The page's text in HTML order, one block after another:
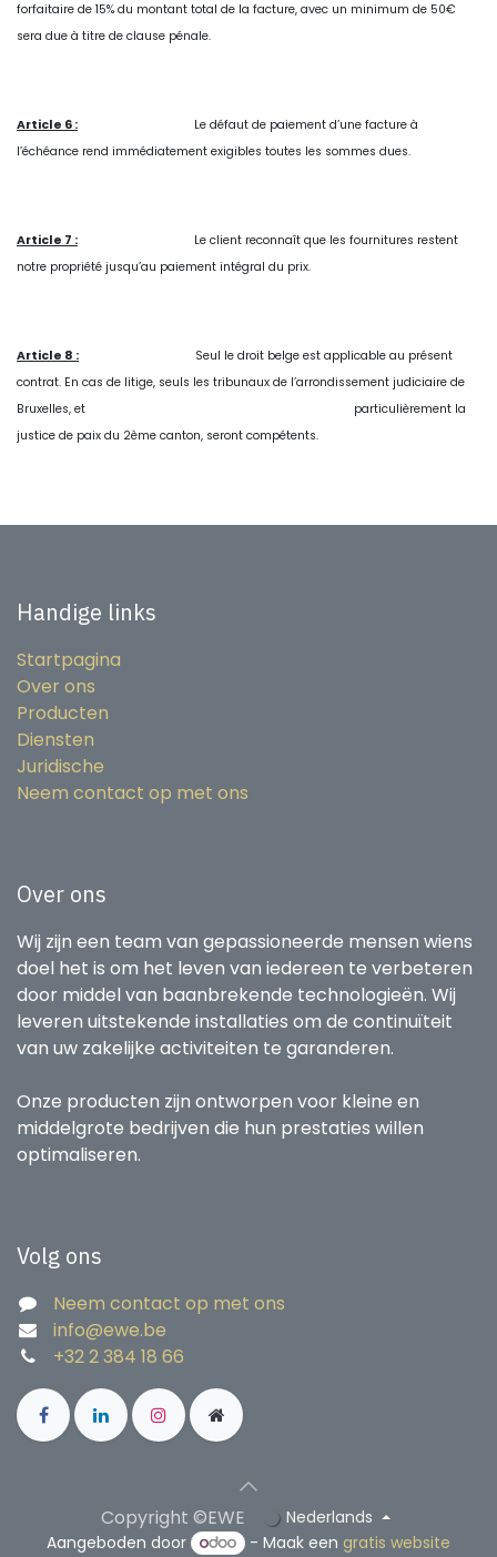
forfaitaire de 15% du montant total de la facture, avec un minimum de 50€
sera due à titre de clause pénale.
Article 6 : Le défaut de paiement d’une facture à
l’échéance rend immédiatement exigibles toutes les sommes dues.
Article 7 : Le client reconnaît que les fournitures restent
notre propriété jusqu’au paiement intégral du prix.
Article 8 : Seul le droit belge est applicable au présent
contrat. En cas de litige, seuls les tribunaux de l’arrondissement judiciaire de
Bruxelles, et
​particulièrement la
justice de paix du 2ème canton, seront compétents.
Handige links
Startpagina
Over ons
Producten
Diensten
Juridische
Neem contact op met ons
Over ons
Wij zijn een team van gepassioneerde mensen wiens
doel het is om het leven van iedereen te verbeteren
door middel van baanbrekende technologieën. Wij
leveren uitstekende installaties om de continuïteit
van uw zakelijke activiteiten te garanderen.
Onze producten zijn ontworpen voor kleine en
middelgrote bedrijven die hun prestaties willen
optimaliseren.
Volg ons
Neem contact op met ons
info@ewe.be
+32 2 384 18 66
Copyright ©EWE
Nederlands
Aangeboden door
- Maak een gratis website